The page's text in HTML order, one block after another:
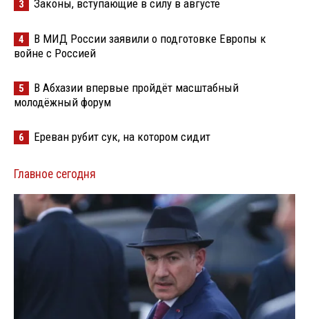
3 Законы, вступающие в силу в августе
4
В МИД России заявили о подготовке Европы к
войне с Россией
5
В Абхазии впервые пройдёт масштабный
молодёжный форум
6 Ереван рубит сук, на котором сидит
Главное сегодня